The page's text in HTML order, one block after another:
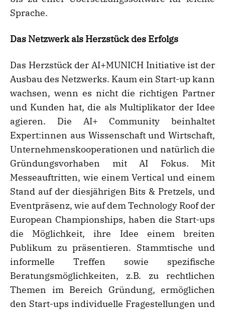
Sprache.
Das Netzwerk als Herzstück des Erfolgs
Das Herzstück der AI+MUNICH Initiative ist der
Ausbau des Netzwerks. Kaum ein Start-up kann
wachsen, wenn es nicht die richtigen Partner
und Kunden hat, die als Multiplikator der Idee
agieren. Die AI+ Community beinhaltet
Expert:innen aus Wissenschaft und Wirtschaft,
Unternehmenskooperationen und natürlich die
Gründungsvorhaben mit AI Fokus. Mit
Messeauftritten, wie einem Vertical und einem
Stand auf der diesjährigen Bits & Pretzels, und
Eventpräsenz, wie auf dem Technology Roof der
European Championships, haben die Start-ups
die Möglichkeit, ihre Idee einem breiten
Publikum zu präsentieren. Stammtische und
informelle Treffen sowie spezifische
Beratungsmöglichkeiten, z.B. zu rechtlichen
Themen im Bereich Gründung, ermöglichen
den Start-ups individuelle Fragestellungen und